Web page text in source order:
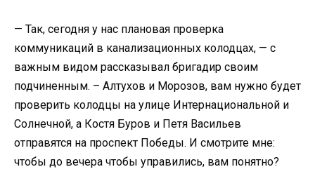
— Так, сегодня у нас плановая проверка
коммуникаций в канализационных колодцах, — с
важным видом рассказывал бригадир своим
подчиненным. – Алтухов и Морозов, вам нужно будет
проверить колодцы на улице Интернациональной и
Солнечной, а Костя Буров и Петя Васильев
отправятся на проспект Победы. И смотрите мне:
чтобы до вечера чтобы управились, вам понятно?